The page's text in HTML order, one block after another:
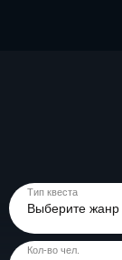
Тип квеста
Выберите жанр
Кол-во чел.